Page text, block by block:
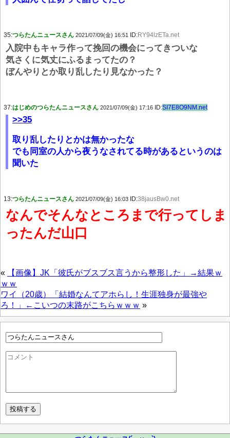
35:つらたんニュースさん 2021/07/09(金) 16:51 ID:RY94lzETa.net
入院中もキャラ作って挽回の機会にってきついな
気さくに気丈にふるまってたの？
ぼんやりとか取り乱したり見なかった？
37:はじめのつらたんニュースさん 2021/07/09(金) 17:16 ID:SI7E8O9NM.net
>>35
取り乱したりとかは無かったな
でも同室の人から夜うなされてる時があるというのは
聞いた
13:つらたんニュースさん 2021/07/09(金) 16:03 ID:38jausBw0.net
なんでそんなところまで行ってしま
ったんだ山口
«
【画像】JK「彼氏がブスブス言うから整形した」→結果ｗ
ｗｗ
ワイ（20歳）「結婚なんてアホらし！生涯独身が最強や
ろ！」←こいつの末路がこちらｗｗｗ »